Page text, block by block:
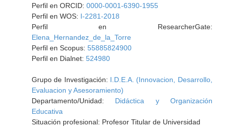
Perfil en ORCID: 0000-0001-6390-1955
Perfil en WOS: I-2281-2018
Perfil en ResearcherGate:
Elena_Hernandez_de_la_Torre
Perfil en Scopus: 55885824900
Perfil en Dialnet: 524980
Grupo de Investigación: I.D.E.A. (Innovacion, Desarrollo,
Evaluacion y Asesoramiento)
Departamento/Unidad: Didáctica y Organización
Educativa
Situación profesional: Profesor Titular de Universidad